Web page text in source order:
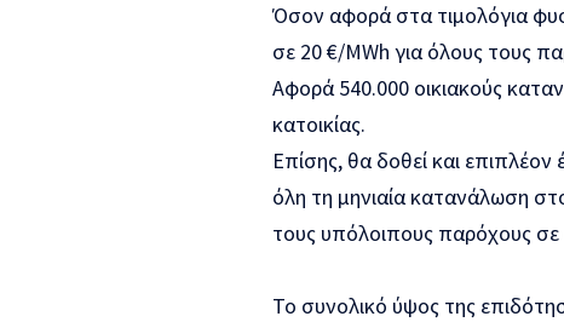
Όσον αφορά στα τιμολόγια
σε 20 €/MWh για όλους τους
Αφορά 540.000 οικιακούς
κατοικίας.
Επίσης, θα δοθεί και
όλη τη μηνιαία κατανάλωση
τους υπόλοιπους παρόχους σε
Το συνολικό ύψος της